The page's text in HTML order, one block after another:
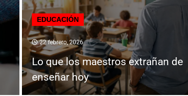
EDUCACIÓN
22 febrero, 2026
Lo que los maestros extrañan de
enseñar hoy